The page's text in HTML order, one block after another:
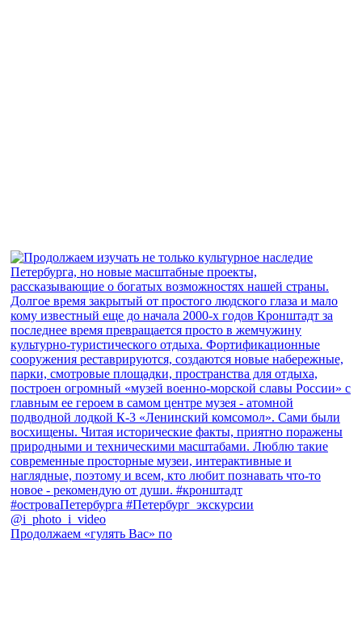
Продолжаем «гулять Вас» по